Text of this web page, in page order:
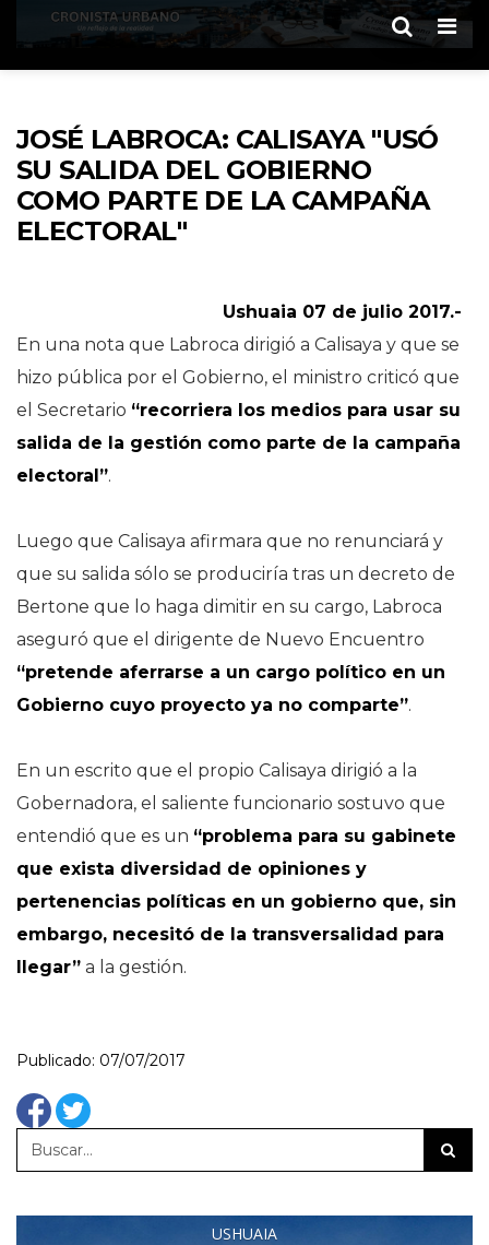
JOSÉ LABROCA: CALISAYA "USÓ
SU SALIDA DEL GOBIERNO
COMO PARTE DE LA CAMPAÑA
ELECTORAL"
Ushuaia 07 de julio 2017.-
En una nota que Labroca dirigió a Calisaya y que se
hizo pública por el Gobierno, el ministro criticó que
el Secretario “recorriera los medios para usar su
salida de la gestión como parte de la campaña
electoral”.
Luego que Calisaya afirmara que no renunciará y
que su salida sólo se produciría tras un decreto de
Bertone que lo haga dimitir en su cargo, Labroca
aseguró que el dirigente de Nuevo Encuentro
“pretende aferrarse a un cargo político en un
Gobierno cuyo proyecto ya no comparte”.
En un escrito que el propio Calisaya dirigió a la
Gobernadora, el saliente funcionario sostuvo que
entendió que es un “problema para su gabinete
que exista diversidad de opiniones y
pertenencias políticas en un gobierno que, sin
embargo, necesitó de la transversalidad para
llegar” a la gestión.
Publicado: 07/07/2017
USHUAIA